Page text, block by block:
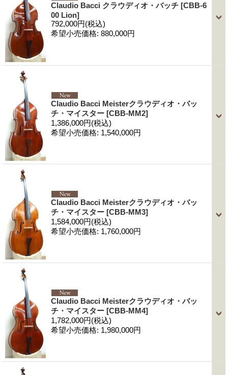
Claudio Bacci クラウディオ・バッチ [CBB-6
00 Lion]
792,000円(税込)
希望小売価格: 880,000円
Claudio Bacci Meisterクラウディオ・バッ
チ・マイスター [CBB-MM2]
1,386,000円(税込)
希望小売価格: 1,540,000円
Claudio Bacci Meisterクラウディオ・バッ
チ・マイスター [CBB-MM3]
1,584,000円(税込)
希望小売価格: 1,760,000円
Claudio Bacci Meisterクラウディオ・バッ
チ・マイスター [CBB-MM4]
1,782,000円(税込)
希望小売価格: 1,980,000円